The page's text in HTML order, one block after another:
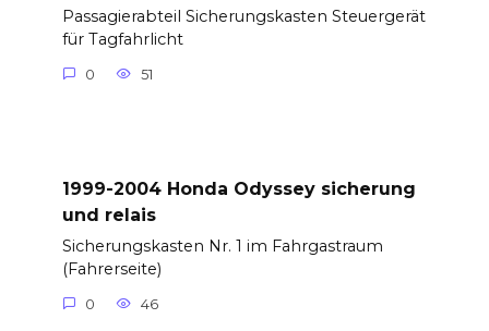
Passagierabteil Sicherungskasten Steuergerät
für Tagfahrlicht
0 51
1999-2004 Honda Odyssey sicherung
und relais
Sicherungskasten Nr. 1 im Fahrgastraum
(Fahrerseite)
0 46